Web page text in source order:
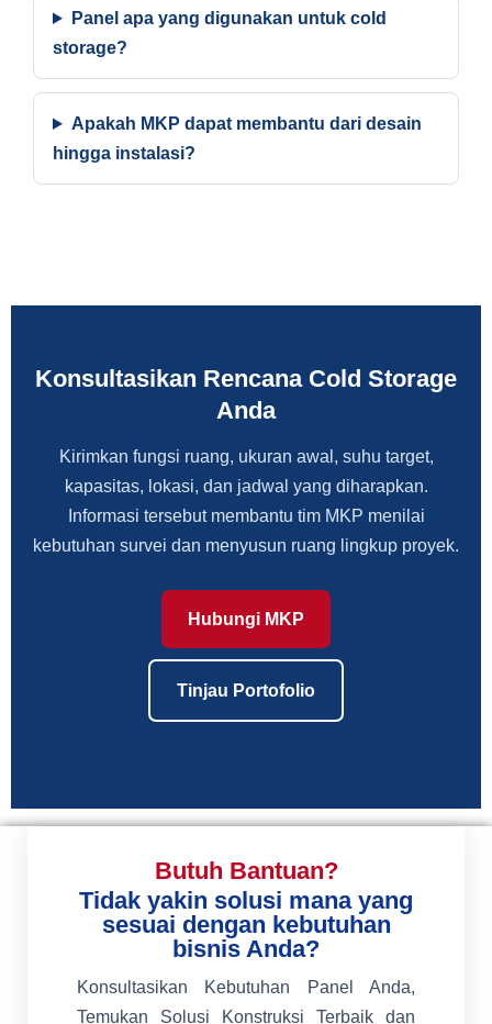
Panel apa yang digunakan untuk cold
storage?
Apakah MKP dapat membantu dari desain
hingga instalasi?
Konsultasikan Rencana Cold Storage
Anda
Kirimkan fungsi ruang, ukuran awal, suhu target,
kapasitas, lokasi, dan jadwal yang diharapkan.
Informasi tersebut membantu tim MKP menilai
kebutuhan survei dan menyusun ruang lingkup proyek.
Hubungi MKP
Tinjau Portofolio
Butuh Bantuan?
Tidak yakin solusi mana yang
sesuai dengan kebutuhan
bisnis Anda?
Konsultasikan Kebutuhan Panel Anda,
Temukan Solusi Konstruksi Terbaik dan